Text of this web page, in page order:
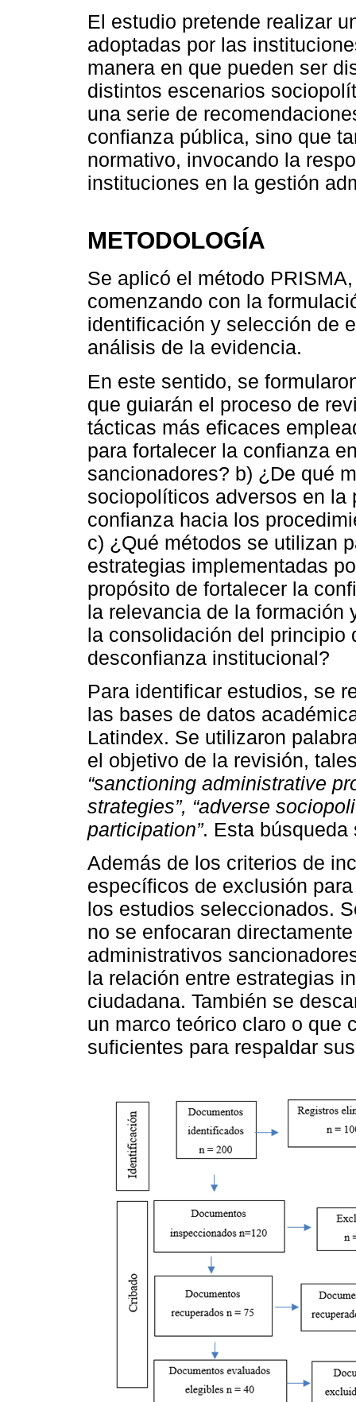
El estudio pretende realizar
adoptadas por las
manera en que pueden ser
distintos escenarios
una serie de
confianza pública, sino que
normativo, invocando la
instituciones en la gestión
METODOLOGÍA
Se aplicó el método
comenzando con la
identificación y selección de
análisis de la evidencia.
En este sentido, se
que guiarán el proceso de
tácticas más eficaces
para fortalecer la confianza
sancionadores? b) ¿De qué
sociopolíticos adversos en la
confianza hacia los
c) ¿Qué métodos se utilizan
estrategias implementadas
propósito de fortalecer la
la relevancia de la formación
la consolidación del principio
desconfianza institucional?
Para identificar estudios, se
las bases de datos
Latindex. Se utilizaron
el objetivo de la revisión,
“sanctioning administrative
strategies”, “adverse
participation”. Esta
Además de los criterios de
específicos de exclusión
los estudios seleccionados.
no se enfocaran
administrativos
la relación entre estrategias
ciudadana. También se
un marco teórico claro o que
suficientes para respaldar